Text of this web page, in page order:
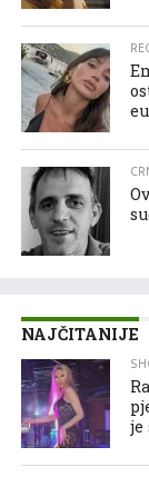
NAJČITANIJE
je